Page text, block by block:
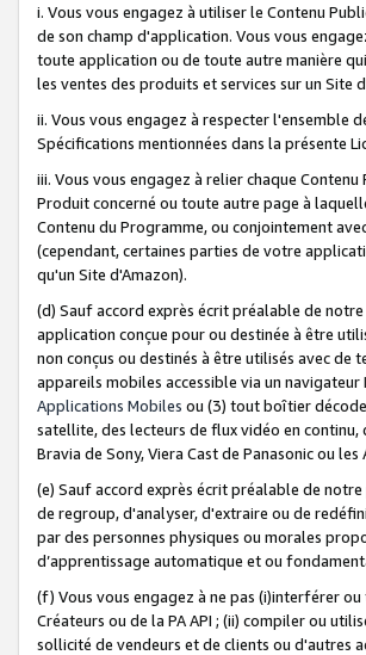
i. Vous vous engagez à utiliser le Contenu
de son champ d'application. Vous vous
toute application ou de toute autre manière
les ventes des produits et services sur un Site
ii. Vous vous engagez à respecter l'ensemble
Spécifications mentionnées dans la présente
iii. Vous vous engagez à relier chaque
Produit concerné ou toute autre page à
Contenu du Programme, ou conjointement
(cependant, certaines parties de votre
qu'un Site d'Amazon).
(d) Sauf accord exprès écrit préalable de
application conçue pour ou destinée à être
non conçus ou destinés à être utilisés avec
appareils mobiles accessible via un
Applications Mobiles ou (3) tout boîtier
satellite, des lecteurs de flux vidéo en
Bravia de Sony, Viera Cast de Panasonic ou
(e) Sauf accord exprès écrit préalable de notre
de regroup, d'analyser, d'extraire ou de
par des personnes physiques ou morales
d’apprentissage automatique et ou
(f) Vous vous engagez à ne pas (i)interférer
Créateurs ou de la PA API ; (ii) compiler ou
sollicité de vendeurs et de clients ou d'autres